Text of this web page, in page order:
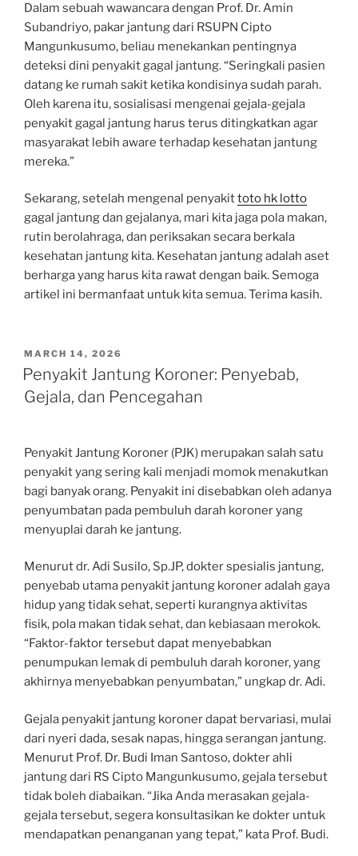
Dalam sebuah wawancara dengan Prof. Dr. Amin
Subandriyo, pakar jantung dari RSUPN Cipto
Mangunkusumo, beliau menekankan pentingnya
deteksi dini penyakit gagal jantung. “Seringkali pasien
datang ke rumah sakit ketika kondisinya sudah parah.
Oleh karena itu, sosialisasi mengenai gejala-gejala
penyakit gagal jantung harus terus ditingkatkan agar
masyarakat lebih aware terhadap kesehatan jantung
mereka.”
Sekarang, setelah mengenal penyakittoto hk lotto
gagal jantung dan gejalanya, mari kita jaga pola makan,
rutin berolahraga, dan periksakan secara berkala
kesehatan jantung kita. Kesehatan jantung adalah aset
berharga yang harus kita rawat dengan baik. Semoga
artikel ini bermanfaat untuk kita semua. Terima kasih.
POSTED
ON
MARCH 14, 2026
Penyakit Jantung Koroner: Penyebab,
Gejala, dan Pencegahan
Penyakit Jantung Koroner (PJK) merupakan salah satu
penyakit yang sering kali menjadi momok menakutkan
bagi banyak orang. Penyakit ini disebabkan oleh adanya
penyumbatan pada pembuluh darah koroner yang
menyuplai darah ke jantung.
Menurut dr. Adi Susilo, Sp.JP, dokter spesialis jantung,
penyebab utama penyakit jantung koroner adalah gaya
hidup yang tidak sehat, seperti kurangnya aktivitas
fisik, pola makan tidak sehat, dan kebiasaan merokok.
“Faktor-faktor tersebut dapat menyebabkan
penumpukan lemak di pembuluh darah koroner, yang
akhirnya menyebabkan penyumbatan,” ungkap dr. Adi.
Gejala penyakit jantung koroner dapat bervariasi, mulai
dari nyeri dada, sesak napas, hingga serangan jantung.
Menurut Prof. Dr. Budi Iman Santoso, dokter ahli
jantung dari RS Cipto Mangunkusumo, gejala tersebut
tidak boleh diabaikan. “Jika Anda merasakan gejala-
gejala tersebut, segera konsultasikan ke dokter untuk
mendapatkan penanganan yang tepat,” kata Prof. Budi.